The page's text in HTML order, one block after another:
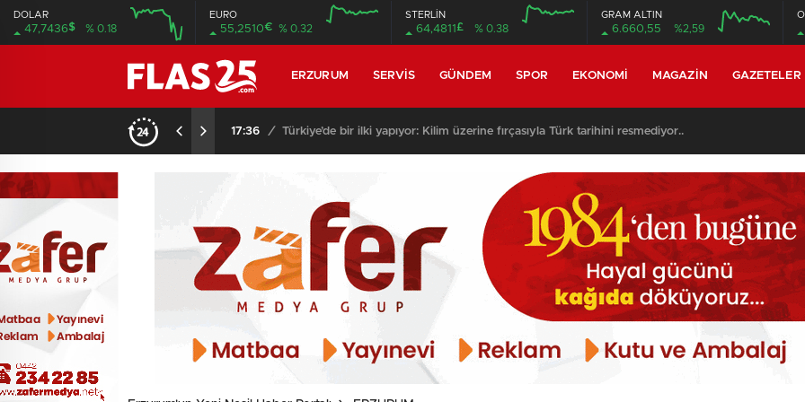
DOLAR
47,7436$ % 0.18
EURO
55,2510€ % 0.32
STERLİN
64,4811 £ % 0.38
GRAM ALTIN
6.660,55 %2,59
ERZURUM SERVIS GÜNDEM SPOR EKONOMI MAGAZIN GAZETELER
17:36 / Türkiye’de bir ilki yapıyor: Kilim üzerine fırçasıyla Türk tarihini resmediyor..